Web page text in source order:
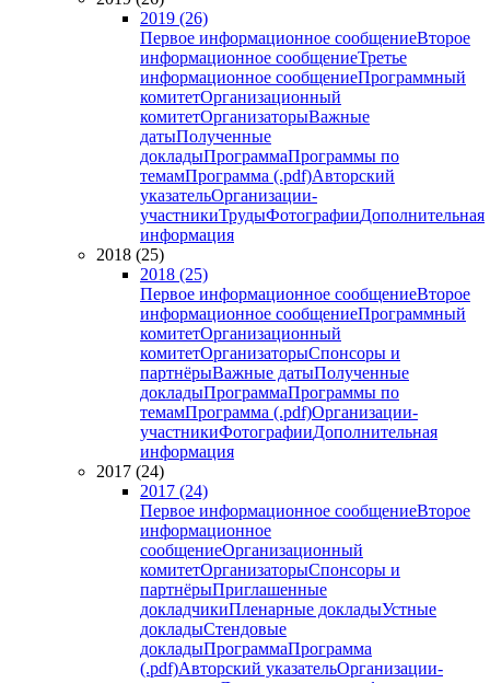
2019 (26)
Первое информационное сообщениеВторое
информационное сообщениеТретье
информационное сообщениеПрограммный
комитетОрганизационный
комитетОрганизаторыВажные
датыПолученные
докладыПрограммаПрограммы по
темамПрограмма (.pdf)Авторский
указательОрганизации-
участникиТрудыФотографииДополнительная
информация
2018 (25)
2018 (25)
Первое информационное сообщениеВторое
информационное сообщениеПрограммный
комитетОрганизационный
комитетОрганизаторыСпонсоры и
партнёрыВажные датыПолученные
докладыПрограммаПрограммы по
темамПрограмма (.pdf)Организации-
участникиФотографииДополнительная
информация
2017 (24)
2017 (24)
Первое информационное сообщениеВторое
информационное
сообщениеОрганизационный
комитетОрганизаторыСпонсоры и
партнёрыПриглашенные
докладчикиПленарные докладыУстные
докладыСтендовые
докладыПрограммаПрограмма
(.pdf)Авторский указательОрганизации-